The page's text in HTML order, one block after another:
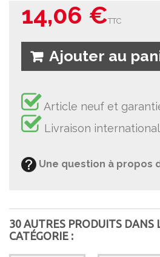
14,06 €TTC
Ajouter au
Article neuf et
Livraison
Une question à propos
30 AUTRES PRODUITS DANS
CATÉGORIE :